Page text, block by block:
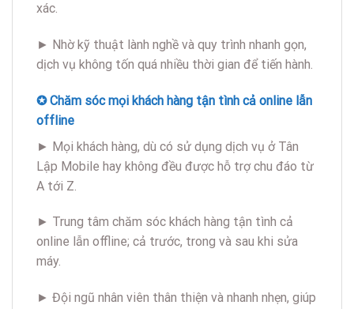
xác.
► Nhờ kỹ thuật lành nghề và quy trình nhanh gọn,
dịch vụ không tốn quá nhiều thời gian để tiến hành.
✪ Chăm sóc mọi khách hàng tận tình cả online lẫn
offline
► Mọi khách hàng, dù có sử dụng dịch vụ ở Tân
Lập Mobile hay không đều được hỗ trợ chu đáo từ
A tới Z.
► Trung tâm chăm sóc khách hàng tận tình cả
online lẫn offline; cả trước, trong và sau khi sửa
máy.
► Đội ngũ nhân viên thân thiện và nhanh nhẹn, giúp